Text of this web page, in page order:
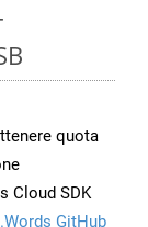
quota
Cloud SDK
GitHub